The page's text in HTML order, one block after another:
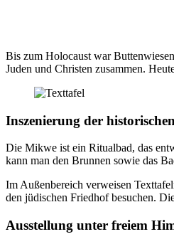
Bis zum Holocaust war
Juden und Christen zusammen.
Inszenierung der
Die Mikwe ist ein Ritualbad, das
kann man den Brunnen sowie das
Im Außenbereich verweisen
den jüdischen Friedhof besuchen.
Ausstellung unter freiem